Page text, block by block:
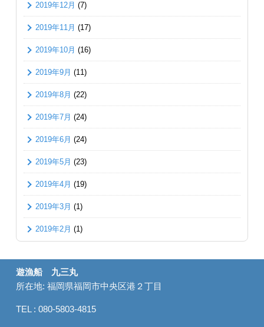
2019年12月 (7)
2019年11月 (17)
2019年10月 (16)
2019年9月 (11)
2019年8月 (22)
2019年7月 (24)
2019年6月 (24)
2019年5月 (23)
2019年4月 (19)
2019年3月 (1)
2019年2月 (1)
遊漁船 九三丸
所在地: 福岡県福岡市中央区港２丁目
TEL : 080-5803-4815